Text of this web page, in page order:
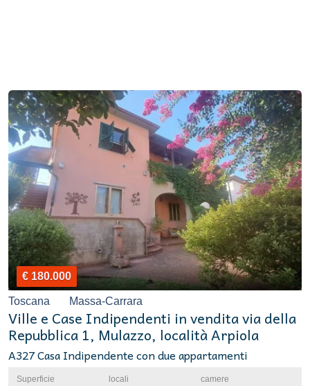
€ 180.000
Toscana Massa-Carrara
Ville e Case Indipendenti in vendita via della
Repubblica 1, Mulazzo, località Arpiola
A327 Casa Indipendente con due appartamenti
Superficie
locali
camere